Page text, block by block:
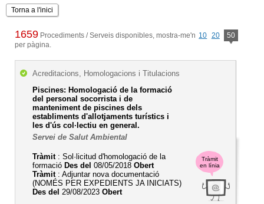
Torna a l'inici
1659 Procediments / Serveis disponibles, mostra-me'n 10 20
50
per pàgina.
Tràmit
en línia
Acreditacions, Homologacions i Titulacions
Piscines: Homologació de la formació
del personal socorrista i de
manteniment de piscines dels
establiments d'allotjaments turístics i
les d'ús col·lectiu en general.
Servei de Salut Ambiental
Tràmit: Sol·licitud d'homologació de la
formació Des del 08/05/2018 Obert
Tràmit: Adjuntar nova documentació
(NOMÉS PER EXPEDIENTS JA INICIATS)
Des del 29/08/2023 Obert